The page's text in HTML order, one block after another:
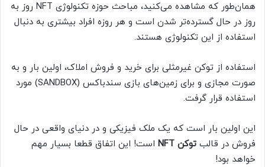
همان‌طور که مشاهده می‌کنید، مباحث حوزه تکنولوژی NFT روز به
روز در حال گسترده‌تر شدن است و هر روزه افراد بیشتری به دنبال
استفاده از این تکنولوژی هستند.
استفاده از توکن غیرمثلی برای خرید و فروش املاک، اولین بار و به
صورت مجازی و برای زمین‌های بازی سندباکس (SANDBOX) مورد
استفاده قرار گرفت.
این اولین بار است که یک ملک فیزیکی و در دنیای واقعی در حال
فروش در قالب توکن NFT
است! این اتفاق قطعا بسیار مهم
خواهد بود!